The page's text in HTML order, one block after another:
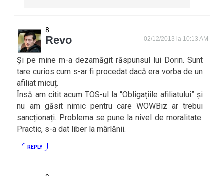
Revo 02/12/2013 la 10:13 AM
Și pe mine m-a dezamăgit răspunsul lui Dorin. Sunt
tare curios cum s-ar fi procedat dacă era vorba de un
afiliat micuț.
Însă am citit acum TOS-ul la “Obligațiile afiliatului” și
nu am găsit nimic pentru care WOWBiz ar trebui
sancționați. Problema se pune la nivel de moralitate.
Practic, s-a dat liber la mârlănii.
REPLY